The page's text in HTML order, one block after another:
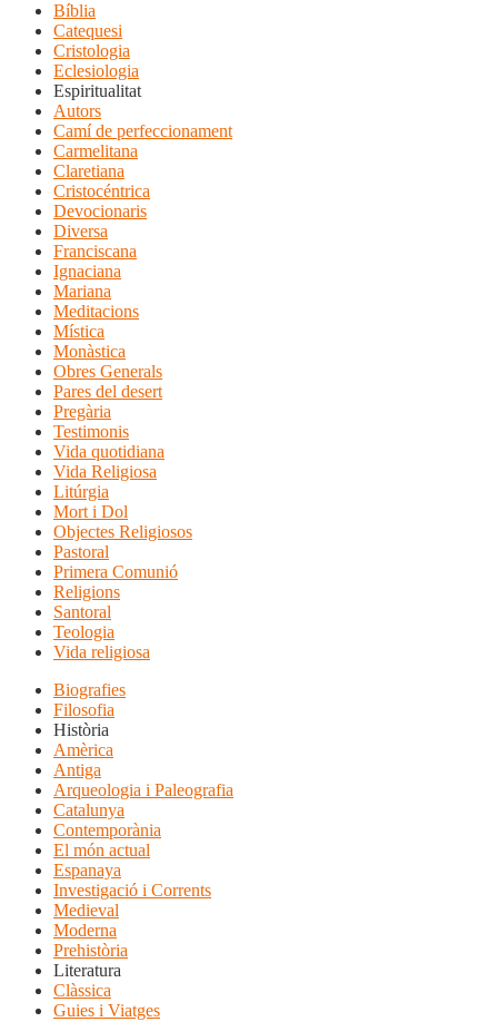
Bíblia
Catequesi
Cristologia
Eclesiologia
Espiritualitat
Autors
Camí de perfeccionament
Carmelitana
Claretiana
Cristocéntrica
Devocionaris
Diversa
Franciscana
Ignaciana
Mariana
Meditacions
Mística
Monàstica
Obres Generals
Pares del desert
Pregària
Testimonis
Vida quotidiana
Vida Religiosa
Litúrgia
Mort i Dol
Objectes Religiosos
Pastoral
Primera Comunió
Religions
Santoral
Teologia
Vida religiosa
Biografies
Filosofia
Història
Amèrica
Antiga
Arqueologia i Paleografia
Catalunya
Contemporània
El món actual
Espanaya
Investigació i Corrents
Medieval
Moderna
Prehistòria
Literatura
Clàssica
Guies i Viatges